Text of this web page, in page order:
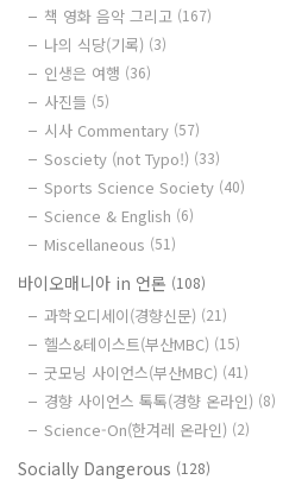
책 영화 음악 그리고 (167)
나의 식당(기록) (3)
인생은 여행 (36)
사진들 (5)
시사 Commentary (57)
Sosciety (not Typo!) (33)
Sports Science Society (40)
Science & English (6)
Miscellaneous (51)
바이오매니아 in 언론 (108)
과학오디세이(경향신문) (21)
헬스&테이스트(부산MBC) (15)
굿모닝 사이언스(부산MBC) (41)
경향 사이언스 톡톡(경향 온라인) (8)
Science-On(한겨레 온라인) (2)
Socially Dangerous (128)